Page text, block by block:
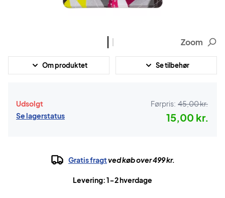
Zoom
Om produktet Se tilbehør
Udsolgt
Se lagerstatus
Førpris: 45,00 kr.
15,00 kr.
Gratis fragtved køb over 499 kr.
Levering: 1-2 hverdage